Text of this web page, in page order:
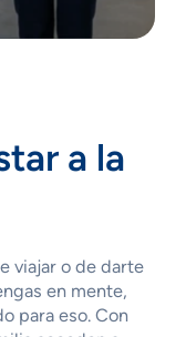
a la
viajar o de darte
en mente,
para eso. Con